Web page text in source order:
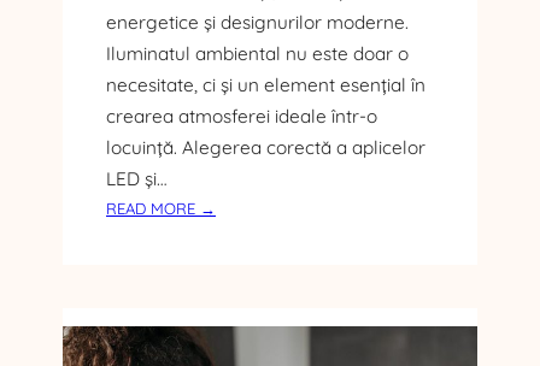
energetice și designurilor moderne.
Iluminatul ambiental nu este doar o
necesitate, ci și un element esențial în
crearea atmosferei ideale într-o
locuință. Alegerea corectă a aplicelor
LED și…
READ MORE →